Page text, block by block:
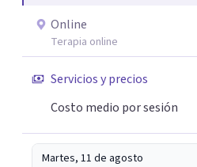
Online
Terapia online
Servicios y precios
Costo medio por sesión
Martes, 11 de agosto